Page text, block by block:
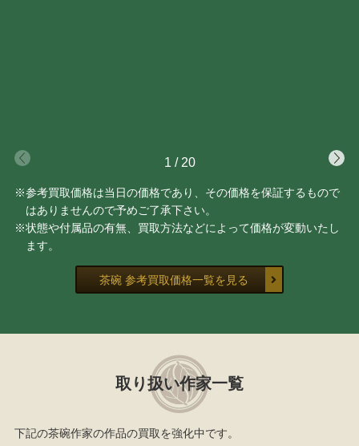
1/ 20
※参考買取価格は当日の価格であり、その価格を保証するもので
はありませんので予めご了承下さい。
※状態や付属品の有無、買取方法などによって価格が変動いたし
ます。
茶碗 参考買取価格一覧を見る
取り扱い作家一覧
下記の茶碗作家の作品の買取を強化中です。